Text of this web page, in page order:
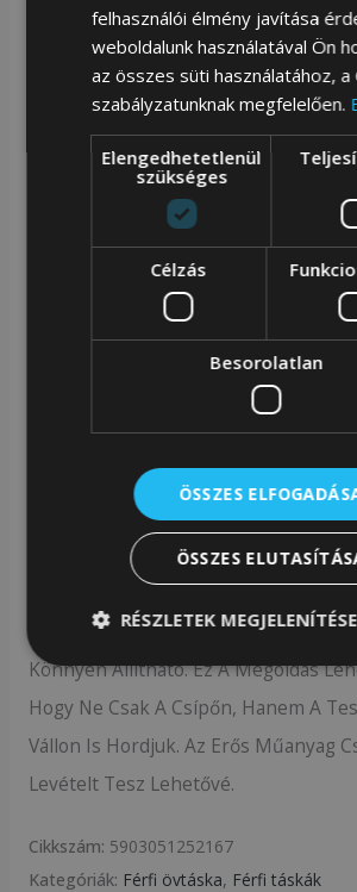
További 2 Zsebbel Elöl És 1 Hátul.
Könnyedén Elférsz A
Dokumentumok
És Sokan Mások.
Kétféle Viselet – Válaszd Ki A
Kényelmes Pánttal Ellátott Táska,
Könnyen Állítható. Ez A Megoldás
Hogy Ne Csak A Csípőn, Hanem A
Vállon Is Hordjuk. Az Erős Műanyag
Levételt Tesz Lehetővé.
Cikkszám: 5903051252167
Kategóriák: Férfi övtáska, Férfi táskák
felhasználói élmény javítása
weboldalunk használatával Ön
az összes süti használatához, a
szabályzatunknak megfelelően.
Elengedhetetlenül
szükséges
Célzás
Besorolatlan
ÖSSZES
ÖSSZES
RÉSZLETEK MEGJELENÍTÉSE